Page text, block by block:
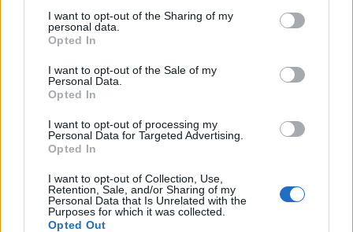
I want to opt-out of the Sharing of my
personal data.
Opted In
I want to opt-out of the Sale of my
Personal Data.
Opted In
I want to opt-out of processing my
Personal Data for Targeted Advertising.
Opted In
I want to opt-out of Collection, Use,
Retention, Sale, and/or Sharing of my
Personal Data that Is Unrelated with the
Purposes for which it was collected.
Opted Out